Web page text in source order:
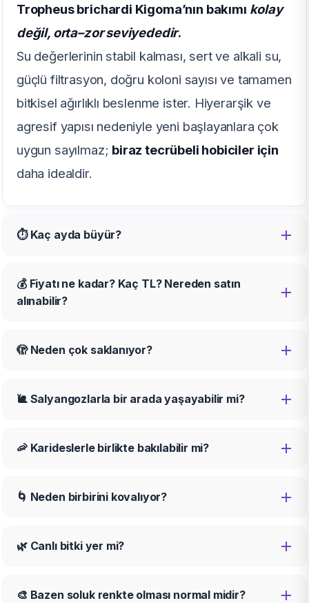
Tropheus brichardi Kigoma’nın bakımı kolay
değil, orta–zor seviyededir.
Su değerlerinin stabil kalması, sert ve alkali su,
güçlü filtrasyon, doğru koloni sayısı ve tamamen
bitkisel ağırlıklı beslenme ister. Hiyerarşik ve
agresif yapısı nedeniyle yeni başlayanlara çok
uygun sayılmaz; biraz tecrübeli hobiciler için
daha idealdir.
⏱️ Kaç ayda büyür?
💰 Fiyatı ne kadar? Kaç TL? Nereden satın
alınabilir?
🫣 Neden çok saklanıyor?
🐌 Salyangozlarla bir arada yaşayabilir mi?
🦐 Karideslerle birlikte bakılabilir mi?
🌀 Neden birbirini kovalıyor?
🌿 Canlı bitki yer mi?
🎨 Bazen soluk renkte olması normal midir?